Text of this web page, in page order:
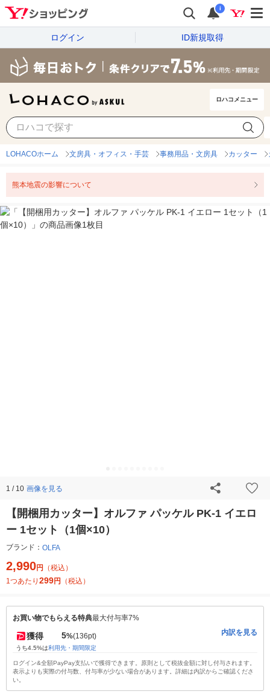
i
ログイン ID新規取得
ロハコメニュー
LOHACOホーム 文房具・オフィス・手芸 事務用品・文房具 カッター
熊本地震の影響について
1 / 10 画像を見る
【開梱用カッター】オルファ パッケル PK-1 イエロ
ー 1セット（1個×10）
ブランド： OLFA
2,990円
（税込）
1つあたり 299円 （税込）
お買い物でもらえる特典最大付与率7%
獲得 5%(136pt)
うち4.5%は利用先・期間限定
内訳を見る
ログイン&全額PayPay支払いで獲得できます。原則として税抜金額に対し付与されます。
表示よりも実際の付与数、付与率が少ない場合があります。詳細は内訳からご確認くださ
い。